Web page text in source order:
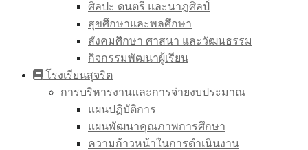
ศิลปะ ดนตรี และนาฎศิลป์
สุขศึกษาและพลศึกษา
สังคมศึกษา ศาสนา และวัฒนธรรม
กิจกรรมพัฒนาผู้เรียน
โรงเรียนสุจริต
การบริหารงานและการจ่ายงบประมาณ
แผนปฏิบัติการ
แผนพัฒนาคุณภาพการศึกษา
ความก้าวหน้าในการดำเนินงาน